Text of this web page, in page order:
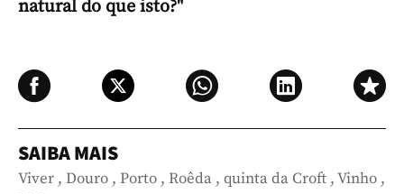
natural do que isto?"
SAIBA MAIS
Viver , Douro , Porto , Roêda , quinta da Croft ,Vinho ,